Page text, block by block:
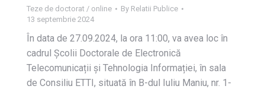
Teze de doctorat / online By Relatii Publice
13 septembrie 2024
În data de 27.09.2024, la ora 11:00, va avea loc în
cadrul Școlii Doctorale de Electronică
Telecomunicații și Tehnologia Informației, în sala
de Consiliu ETTI, situată în B-dul Iuliu Maniu, nr. 1-